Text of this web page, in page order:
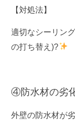
【対処法】
適切なシーリン
の打ち替え)?
④防水材の劣
外壁の防水材が